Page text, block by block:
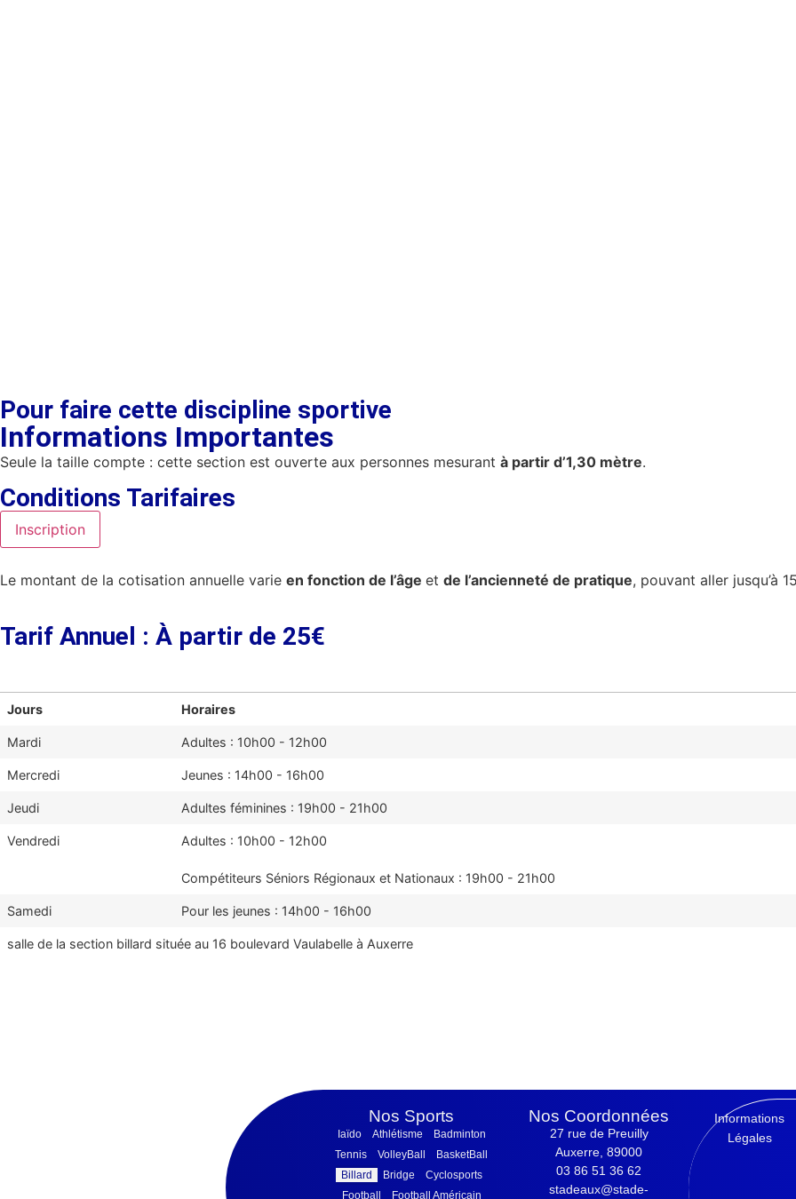
Pour faire cette discipline sportive
Informations Importantes
Seule la taille compte : cette section est ouverte aux personnes mesurant à partir d’1,30 mètre.
Conditions Tarifaires
Inscription
Le montant de la cotisation annuelle varie en fonction de l’âge et de l’ancienneté de pratique, pouvant aller jusqu’à
Tarif Annuel : À partir de 25€
Jours Horaires
Mardi Adultes : 10h00 - 12h00
Mercredi Jeunes : 14h00 - 16h00
Jeudi Adultes féminines : 19h00 - 21h00
Vendredi Adultes : 10h00 - 12h00
Compétiteurs Séniors Régionaux et Nationaux : 19h00 - 21h00
Samedi Pour les jeunes : 14h00 - 16h00
salle de la section billard située au 16 boulevard Vaulabelle à Auxerre
Nos Sports
Iaïdo Athlétisme
Badminton
Tennis
VolleyBall
BasketBall
Billard
Bridge
Cyclosports
Football
Football Américain
Nos Coordonnées
27 rue de Preuilly
Auxerre, 89000
03 86 51 36 62
stadeaux@stade-
Informations
Légales